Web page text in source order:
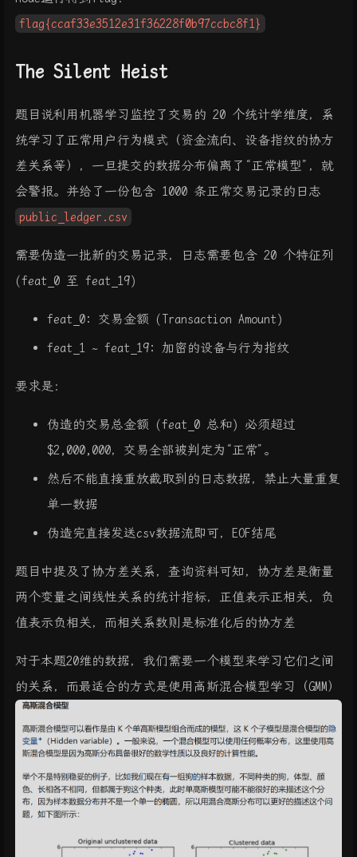
flag{ccaf33e3512e31f36228f0b97ccbc8f1}
The Silent Heist
题目说利用机器学习监控了交易的 20 个统计学维度，系
统学习了正常用户行为模式（资金流向、设备指纹的协方
差关系等），一旦提交的数据分布偏离了“正常模型”，就
会警报。并给了一份包含 1000 条正常交易记录的日志
public_ledger.csv
需要伪造一批新的交易记录，日志需要包含 20 个特征列
(feat_0 至 feat_19)
feat_0: 交易金额 (Transaction Amount)
feat_1 ~ feat_19: 加密的设备与行为指纹
要求是：
伪造的交易总金额 (feat_0 总和) 必须超过
$2,000,000，交易全部被判定为“正常”。
然后不能直接重放截取到的日志数据，禁止大量重复
单一数据
伪造完直接发送csv数据流即可，EOF结尾
题目中提及了协方差关系，查询资料可知，协方差是衡量
两个变量之间线性关系的统计指标，正值表示正相关，负
值表示负相关，而相关系数则是标准化后的协方差
对于本题20维的数据，我们需要一个模型来学习它们之间
的关系，而最适合的方式是使用高斯混合模型学习（GMM）